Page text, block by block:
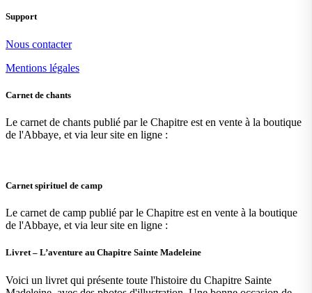
Support
Nous contacter
Mentions légales
Carnet de chants
Le carnet de chants publié par le Chapitre est en vente à la boutique
de l'Abbaye, et via leur site en ligne :
Carnet spirituel de camp
Le carnet de camp publié par le Chapitre est en vente à la boutique
de l'Abbaye, et via leur site en ligne :
Livret – L’aventure au Chapitre Sainte Madeleine
Voici un livret qui présente toute l'histoire du Chapitre Sainte